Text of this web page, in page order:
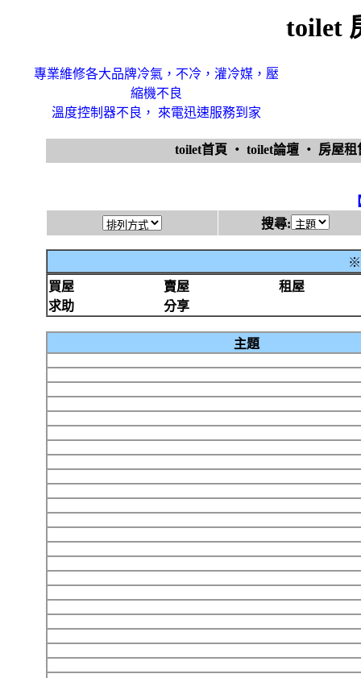
toilet
專業維修各大品牌冷氣，不冷，灌冷媒，壓
縮機不良
溫度控制器不良， 來電迅速服務到家
toilet首頁 ‧ toilet論壇 ‧ 房屋
搜尋:
※
買屋
賣屋
租屋
求助
分享
主題